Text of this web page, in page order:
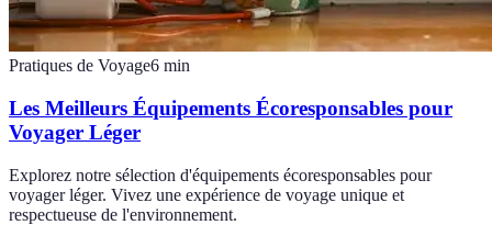
Pratiques de Voyage6 min
Les Meilleurs Équipements Écoresponsables pour
Voyager Léger
Explorez notre sélection d'équipements écoresponsables pour
voyager léger. Vivez une expérience de voyage unique et
respectueuse de l'environnement.